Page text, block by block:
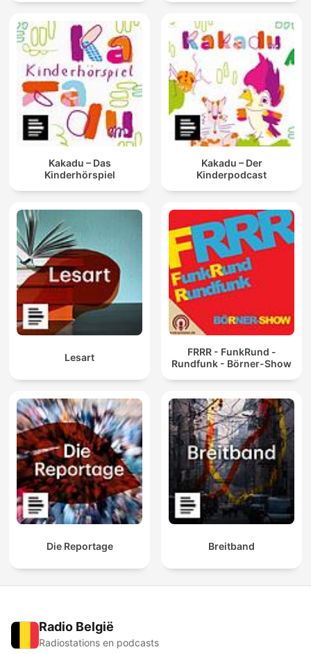
Kakadu – Das
Kinderhörspiel
Kakadu – Der
Kinderpodcast
Lesart
FRRR - FunkRund -
Rundfunk - Börner-Show
Die Reportage Breitband
Radio België
Radiostations en podcasts